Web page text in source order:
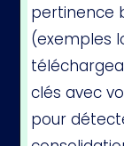
pertinence
(exemples
clés avec
pour